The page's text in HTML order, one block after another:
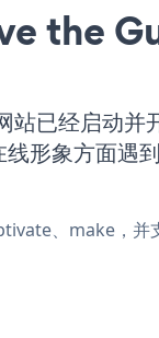
the
已经启动并
形象方面遇
、make，并